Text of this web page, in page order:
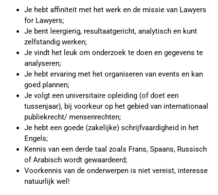
Je hebt affiniteit met het werk en de missie van Lawyers
for Lawyers;
Je bent leergierig, resultaatgericht, analytisch en kunt
zelfstandig werken;
Je vindt het leuk om onderzoek te doen en gegevens te
analyseren;
Je hebt ervaring met het organiseren van events en kan
goed plannen;
Je volgt een universitaire opleiding (of doet een
tussenjaar), bij voorkeur op het gebied van internationaal
publiekrecht/ mensenrechten;
Je hebt een goede (zakelijke) schrijfvaardigheid in het
Engels;
Kennis van een derde taal zoals Frans, Spaans, Russisch
of Arabisch wordt gewaardeerd;
Voorkennis van de onderwerpen is niet vereist, interesse
natuurlijk wel!